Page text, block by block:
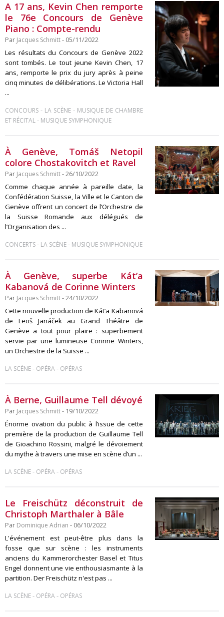
A 17 ans, Kevin Chen remporte
le 76e Concours de Genève
Piano : Compte-rendu
Par Jacques Schmitt- 05/11/2022
Les résultats du Concours de Genève 2022
sont tombés. Le tout jeune Kevin Chen, 17
ans, remporte le prix du jury après à peine
cinq minutes de délibérations. Le Victoria Hall
...
CONCOURS - LA SCÈNE- MUSIQUE DE CHAMBRE
ET RÉCITAL- MUSIQUE SYMPHONIQUE
À Genève, Tomáš Netopil
colore Chostakovitch et Ravel
Par Jacques Schmitt- 26/10/2022
Comme chaque année à pareille date, la
Confédération Suisse, la Ville et le Canton de
Genève offrent un concert de l’Orchestre de
la Suisse Romande aux délégués de
l’Organisation des ...
CONCERTS- LA SCÈNE- MUSIQUE SYMPHONIQUE
À Genève, superbe Kát’a
Kabanová de Corinne Winters
Par Jacques Schmitt- 24/10/2022
Cette nouvelle production de Kát’a Kabanová
de Leoš Janáček au Grand Théâtre de
Genève a tout pour plaire : superbement
servie par une lumineuse Corinne Winters,
un Orchestre de la Suisse ...
LA SCÈNE- OPÉRA- OPÉRAS
À Berne, Guillaume Tell dévoyé
Par Jacques Schmitt- 19/10/2022
Énorme ovation du public à l’issue de cette
première de la production de Guillaume Tell
de Gioachino Rossini, malgré le dévoiement
du mythe à travers une mise en scène d’un ...
LA SCÈNE- OPÉRA- OPÉRAS
Le Freischütz déconstruit de
Christoph Marthaler à Bâle
Par Dominique Adrian - 06/10/2022
L'événement est peut-être plus dans la
fosse que sur scène : les instruments
anciens du Kammerorchester Basel et Titus
Engel donnent une vie enthousiasmante à la
partition. Der Freischütz n'est pas ...
LA SCÈNE- OPÉRA- OPÉRAS